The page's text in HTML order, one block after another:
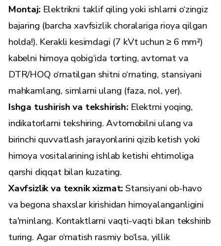
Montaj: Elektrikni taklif qiling yoki ishlarni o‘zingiz
bajaring (barcha xavfsizlik choralariga rioya qilgan
holda!). Kerakli kesimdagi (7 kVt uchun ≥ 6 mm²)
kabelni himoya qobig‘ida torting, avtomat va
DTR/HOQ o‘rnatilgan shitni o‘rnating, stansiyani
mahkamlang, simlarni ulang (faza, nol, yer).
Ishga tushirish va tekshirish: Elektrni yoqing,
indikatorlarni tekshiring. Avtomobilni ulang va
birinchi quvvatlash jarayonlarini qizib ketish yoki
himoya vositalarining ishlab ketishi ehtimoliga
qarshi diqqat bilan kuzating.
Xavfsizlik va texnik xizmat:Stansiyani ob-havo
va begona shaxslar kirishidan himoyalanganligini
ta'minlang. Kontaktlarni vaqti-vaqti bilan tekshirib
turing. Agar o‘rnatish rasmiy bo‘lsa, yillik